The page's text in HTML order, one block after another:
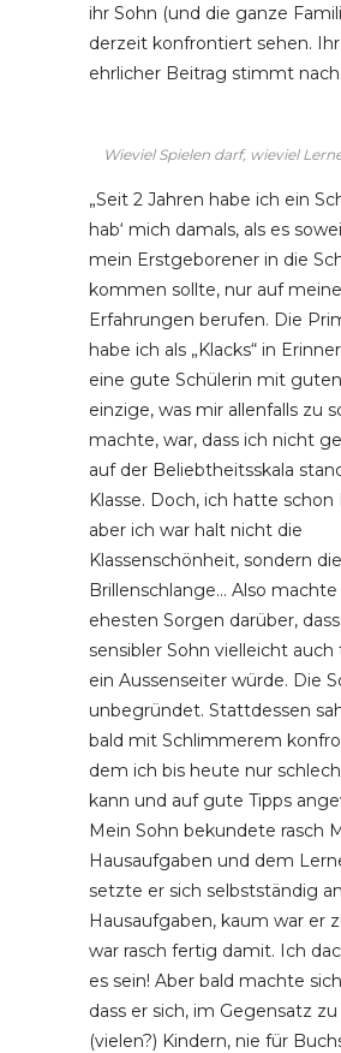
ihr Sohn (und die ganze
derzeit konfrontiert sehen.
ehrlicher Beitrag stimmt
Wieviel Spielen darf, wieviel
„Seit 2 Jahren habe ich ein
hab‘ mich damals, als es
mein Erstgeborener in die
kommen sollte, nur auf
Erfahrungen berufen. Die
habe ich als „Klacks“ in
eine gute Schülerin mit
einzige, was mir allenfalls zu
machte, war, dass ich nicht
auf der Beliebtheitsskala
Klasse. Doch, ich hatte schon
aber ich war halt nicht die
Klassenschönheit, sondern die
Brillenschlange… Also
ehesten Sorgen darüber,
sensibler Sohn vielleicht auch
ein Aussenseiter würde. Die
unbegründet. Stattdessen
bald mit Schlimmerem
dem ich bis heute nur
kann und auf gute Tipps
Mein Sohn bekundete rasch
Hausaufgaben und dem
setzte er sich selbstständig
Hausaufgaben, kaum war er
war rasch fertig damit. Ich
es sein! Aber bald machte
dass er sich, im Gegensatz
(vielen?) Kindern, nie für